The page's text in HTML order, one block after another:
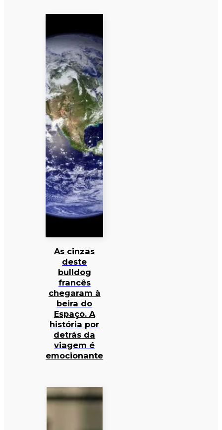
As cinzas
deste
bulldog
francês
chegaram à
beira do
Espaço. A
história por
detrás da
viagem é
emocionante